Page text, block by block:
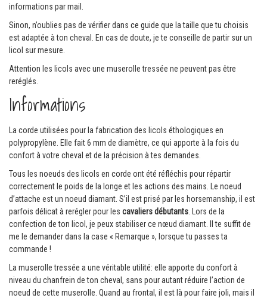
informations par mail.
Sinon, n’oublies pas de vérifier dans ce guide que la taille que tu choisis
est adaptée à ton cheval. En cas de doute, je te conseille de partir sur un
licol sur mesure.
Attention les licols avec une muserolle tressée ne peuvent pas être
reréglés.
Informations
La corde utilisées pour la fabrication des licols éthologiques en
polypropylène. Elle fait 6 mm de diamètre, ce qui apporte à la fois du
confort à votre cheval et de la précision à tes demandes.
Tous les noeuds des licols en corde ont été réfléchis pour répartir
correctement le poids de la longe et les actions des mains. Le noeud
d’attache est un noeud diamant. S’il est prisé par les horsemanship, il est
parfois délicat à rerégler pour les cavaliers débutants . Lors de la
confection de ton licol, je peux stabiliser ce nœud diamant. Il te suffit de
me le demander dans la case « Remarque », lorsque tu passes ta
commande !
La muserolle tressée a une véritable utilité: elle apporte du confort à
niveau du chanfrein de ton cheval, sans pour autant réduire l’action de
noeud de cette muserolle. Quand au frontal, il est là pour faire joli, mais il